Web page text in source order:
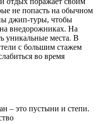
не попасть на обычном
джип-туры, чтобы
внедорожниках. На
уникальные места. В
с большим стажем
во время
– это пустыни и степи.